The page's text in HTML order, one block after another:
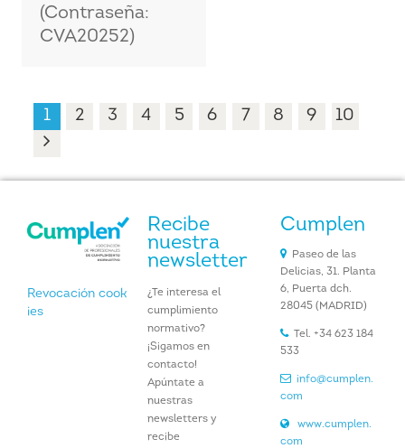
(Contraseña:
CVA20252)
1 2 3 4 5 6 7 8 9 10
Revocación cook
ies
Recibe
nuestra
newsletter
¿Te interesa el
cumplimiento
normativo?
¡Sigamos en
contacto!
Apúntate a
nuestras
newsletters y
recibe
Cumplen
Paseo de las
Delicias, 31. Planta
6, Puerta dch.
28045 (MADRID)
Tel. +34 623 184
533
info@cumplen.
com
www.cumplen.
com